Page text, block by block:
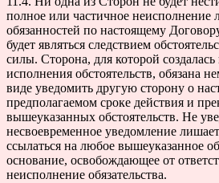
полное или частичное неисполнение
обязанностей по настоящему
будет являться следствием
силы. Сторона, для которой
исполнения обстоятельств, обязана
виде уведомить другую сторону о
предполагаемом сроке действия и
вышеуказанных обстоятельств. Не
несвоевременное уведомление
ссылаться на любое вышеуказанное
основание, освобождающее от
неисполнение обязательства.